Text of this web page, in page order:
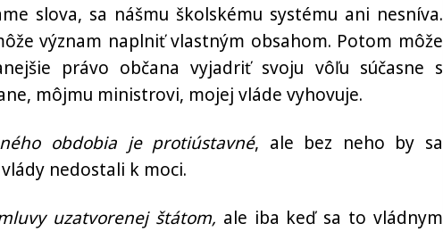
slova, sa nášmu školskému systému ani nesníva.
význam naplniť vlastným obsahom. Potom môže
právo občana vyjadriť svoju vôľu súčasne s
môjmu ministrovi, mojej vláde vyhovuje.
obdobia je protiústavné, ale bez neho by sa
nedostali k moci.
uzatvorenej štátom, ale iba keď sa to vládnym